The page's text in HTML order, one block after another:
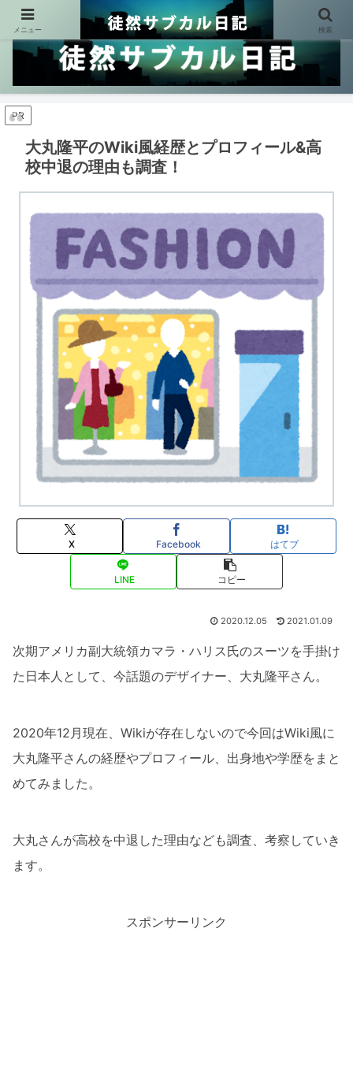
PR
大丸隆平のWiki風経歴とプロフィール&高
校中退の理由も調査！
X Facebook はてブ
LINE コピー
2020.12.05 2021.01.09
次期アメリカ副大統領カマラ・ハリス氏のスーツを手掛け
た日本人として、今話題のデザイナー、大丸隆平さん。
2020年12月現在、Wikiが存在しないので今回はWiki風に
大丸隆平さんの経歴やプロフィール、出身地や学歴をまと
めてみました。
大丸さんが高校を中退した理由なども調査、考察していき
ます。
スポンサーリンク
メニュー 検索